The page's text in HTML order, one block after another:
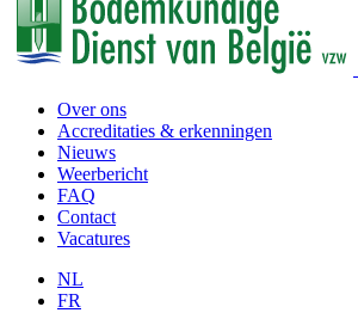
Over ons
Accreditaties & erkenningen
Nieuws
Weerbericht
FAQ
Contact
Vacatures
NL
FR